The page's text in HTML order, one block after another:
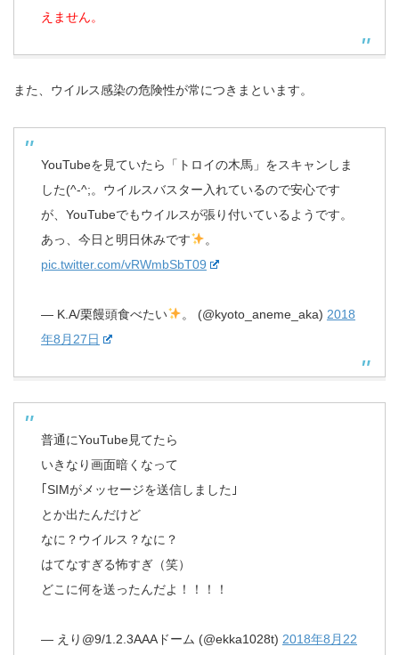
えません。
また、ウイルス感染の危険性が常につきまといます。
YouTubeを見ていたら「トロイの木馬」をスキャンしま
した(^-^;。ウイルスバスター入れているので安心です
が、YouTubeでもウイルスが張り付いているようです。
あっ、今日と明日休みです
。
pic.twitter.com/vRWmbSbT09
— K.A/栗饅頭食べたい 。 (@kyoto_aneme_aka) 2018
年8月27日
普通にYouTube見てたら
いきなり画面暗くなって
｢SIMがメッセージを送信しました｣
とか出たんだけど
なに？ウイルス？なに？
はてなすぎる怖すぎ（笑）
どこに何を送ったんだよ！！！！
— えり@9/1.2.3AAAドーム (@ekka1028t) 2018年8月22